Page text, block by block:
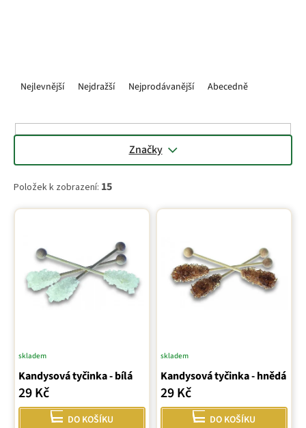
n
p
o
d
Nejlevnější Nejdražší Nejprodávanější Abecedně
Značky
Položek k zobrazení: 15
V
u
ů
Kandysová tyčinka - bílá
skladem
29 Kč
DO KOŠÍKU
Kandysová tyčinka - hnědá
skladem
29 Kč
DO KOŠÍKU